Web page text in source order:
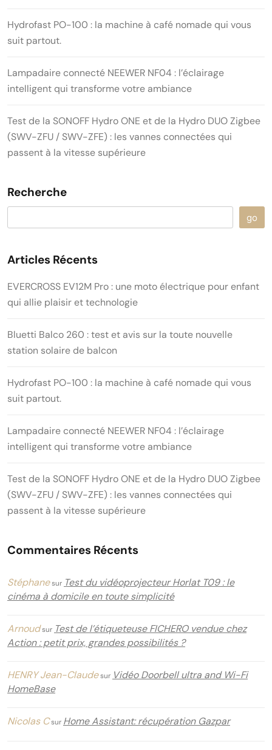
Hydrofast PO-100 : la machine à café nomade qui vous
suit partout.
Lampadaire connecté NEEWER NF04 : l’éclairage
intelligent qui transforme votre ambiance
Test de la SONOFF Hydro ONE et de la Hydro DUO Zigbee
(SWV-ZFU / SWV-ZFE) : les vannes connectées qui
passent à la vitesse supérieure
Recherche
go
Articles Récents
EVERCROSS EV12M Pro : une moto électrique pour enfant
qui allie plaisir et technologie
Bluetti Balco 260 : test et avis sur la toute nouvelle
station solaire de balcon
Hydrofast PO-100 : la machine à café nomade qui vous
suit partout.
Lampadaire connecté NEEWER NF04 : l’éclairage
intelligent qui transforme votre ambiance
Test de la SONOFF Hydro ONE et de la Hydro DUO Zigbee
(SWV-ZFU / SWV-ZFE) : les vannes connectées qui
passent à la vitesse supérieure
Commentaires Récents
Stéphanesur Test du vidéoprojecteur Horlat T09 : le
cinéma à domicile en toute simplicité
Arnoudsur Test de l’étiqueteuse FICHERO vendue chez
Action : petit prix, grandes possibilités ?
HENRY Jean-Claudesur Vidéo Doorbell ultra and Wi-Fi
HomeBase
Nicolas Csur Home Assistant: récupération Gazpar